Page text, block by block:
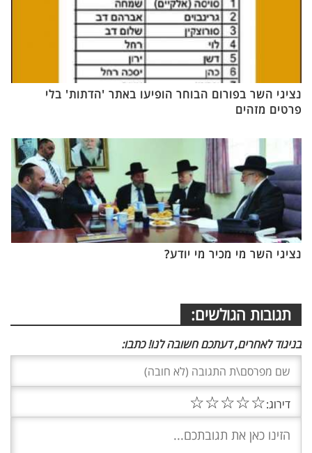
נציגי השר בפורום הבוחר הופיעו באתר 'הדתות' בלי
פרטים מזהים
נציגי השר מי מכיר מי יודע?
תגובות הגולשים:
בניגוד לאחרים, דעתכם חשובה לנו! כתבו:
דירוג:☆
☆
☆
☆
☆